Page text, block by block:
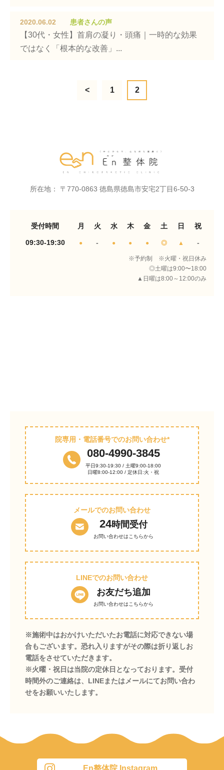
2020.06.02 患者さんの声
【30代・女性】首肩の凝り・頭痛｜一時的な効果
ではなく「根本的な改善」...
< 1 2
所在地： 〒770-0863 徳島県徳島市安宅2丁目6-50-3
受付時間 月 火 水 木 金 土 日 祝
09:30-19:30 ● - ● ● ● ◎ ▲ -
※予約制 ※火曜・祝日休み
◎土曜は9:00〜18:00
▲日曜は8:00～12:00のみ
院専用・電話番号でのお問い合わせ*
080-4990-3845
平日9:30-19:30 / 土曜9:00-18:00
日曜8:00-12:00 / 定休日:火・祝
メールでのお問い合わせ
24時間受付
お問い合わせはこちらから
LINEでのお問い合わせ
お友だち追加
お問い合わせはこちらから
※施術中はおかけいただいたお電話に対応できない場
合もございます。恐れ入りますがその際は折り返しお
電話をさせていただきます。
※火曜・祝日は当院の定休日となっております。受付
時間外のご連絡は、LINEまたはメールにてお問い合わ
せをお願いいたします。
En整体院 Instagram